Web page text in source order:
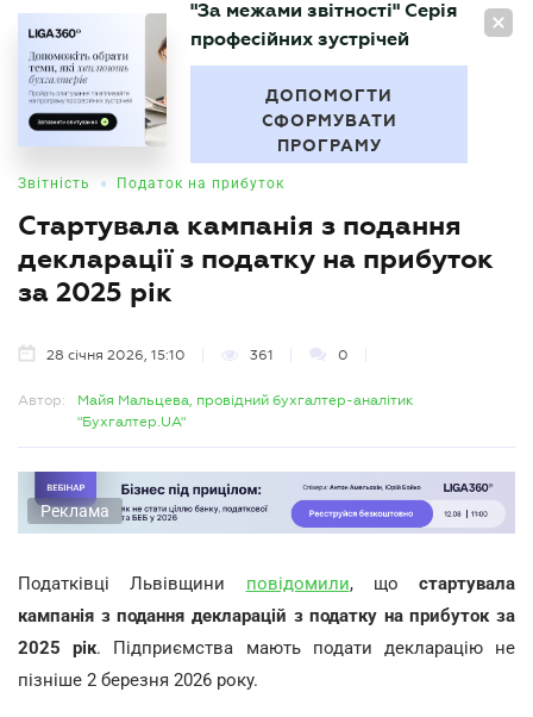
БУХГАЛТЕР
"За межами звітності" Серія
професійних зустрічей
ДОПОМОГТИ
СФОРМУВАТИ
ПРОГРАМУ
Звітність • Податок на прибуток
Стартувала кампанія з подання
декларації з податку на прибуток
за 2025 рік
28 січня 2026, 15:10 361 0
Автор:
Майя Мальцева, провідний бухгалтер-аналітик
"Бухгалтер.UA"
Реклама
Податківці Львівщини повідомили, що стартувала
кампанія з подання декларацій з податку на прибуток за
2025 рік. Підприємства мають подати декларацію не
пізніше 2 березня 2026 року.